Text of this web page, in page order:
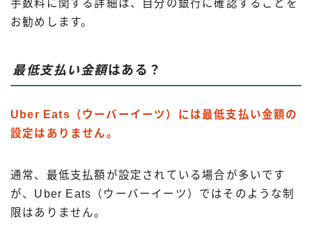
手数料に関する詳細は、自分の銀行に確認することを
お勧めします。
最低支払い金額はある？
Uber Eats（ウーバーイーツ）には最低支払い金額の
設定はありません。
通常、最低支払額が設定されている場合が多いです
が、Uber Eats（ウーバーイーツ）ではそのような制
限はありません。